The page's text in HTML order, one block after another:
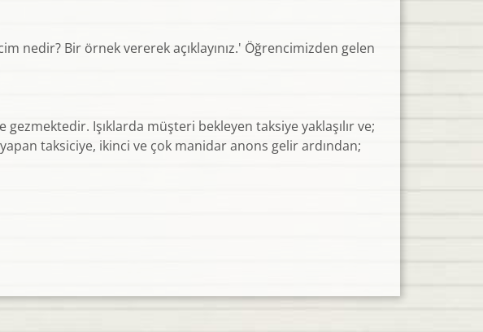
nedir? Bir örnek vererek açıklayınız.' Öğrencimizden gelen
Işıklarda müşteri bekleyen taksiye yaklaşılır ve;
taksiciye, ikinci ve çok manidar anons gelir ardından;